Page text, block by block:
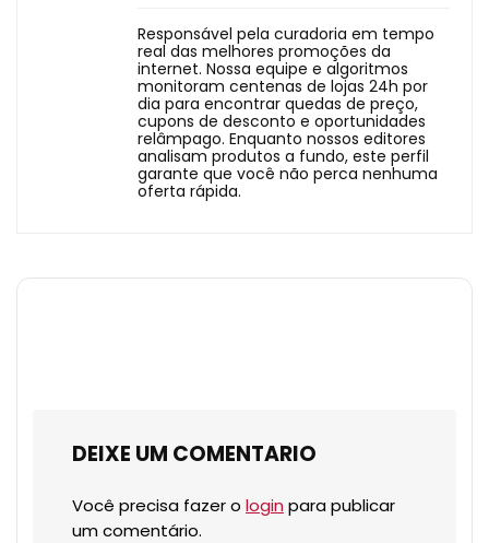
Responsável pela curadoria em tempo
real das melhores promoções da
internet. Nossa equipe e algoritmos
monitoram centenas de lojas 24h por
dia para encontrar quedas de preço,
cupons de desconto e oportunidades
relâmpago. Enquanto nossos editores
analisam produtos a fundo, este perfil
garante que você não perca nenhuma
oferta rápida.
DEIXE UM COMENTARIO
Você precisa fazer o login para publicar
um comentário.